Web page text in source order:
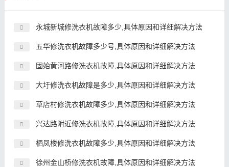
永城新城修洗衣机故障多少,具体原因和详细解决方法
五华修洗衣机故障多少号,具体原因和详细解决方法
固始黄河路修洗衣机故障,具体原因和详细解决方法
大圩修洗衣机故障是多少,具体原因和详细解决方法
草店村修洗衣机故障多少,具体原因和详细解决方法
兴达路附近修洗衣机故障,具体原因和详细解决方法
栖凤楼修洗衣机故障多少,具体原因和详细解决方法
徐州金山桥修洗衣机故障,具体原因和详细解决方法